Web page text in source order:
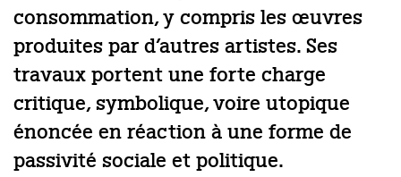
consommation, y compris les œuvres
produites par d’autres artistes. Ses
travaux portent une forte charge
critique, symbolique, voire utopique
énoncée en réaction à une forme de
passivité sociale et politique.